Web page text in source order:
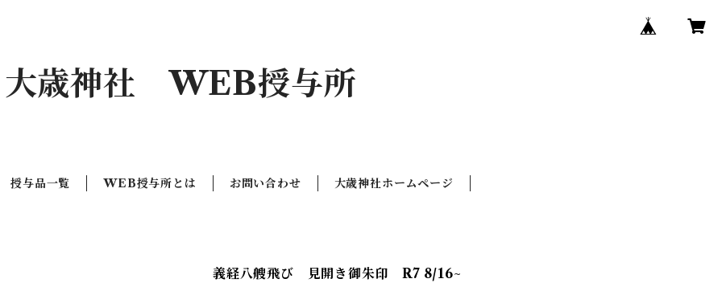
大歳神社 WEB授与所
授与品一覧 WEB授与所とは お問い合わせ 大歳神社ホームページ
義経八艘飛び 見開き御朱印 R7 8/16~